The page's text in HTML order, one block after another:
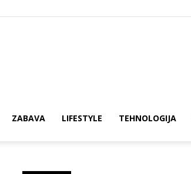
ZABAVA LIFESTYLE TEHNOLOGIJA